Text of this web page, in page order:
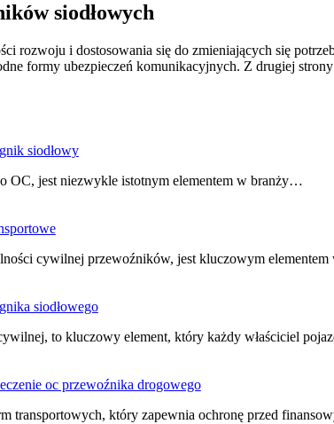
siodłowych
rozwoju i dostosowania się do zmieniających się
formy ubezpieczeń komunikacyjnych. Z drugiej
siodłowy
OC, jest niezwykle istotnym elementem w branży…
cywilnej przewoźników, jest kluczowym
siodłowego
to kluczowy element, który każdy właściciel
oc przewoźnika drogowego
transportowych, który zapewnia ochronę przed